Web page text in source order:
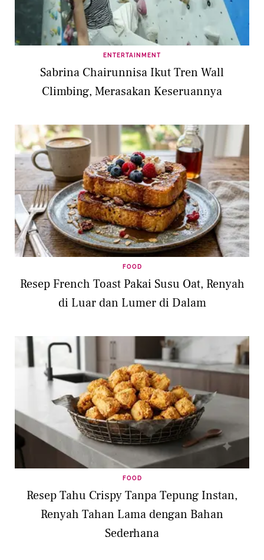
ENTERTAINMENT
Sabrina Chairunnisa Ikut Tren Wall
Climbing, Merasakan Keseruannya
FOOD
Resep French Toast Pakai Susu Oat, Renyah
di Luar dan Lumer di Dalam
FOOD
Resep Tahu Crispy Tanpa Tepung Instan,
Renyah Tahan Lama dengan Bahan
Sederhana